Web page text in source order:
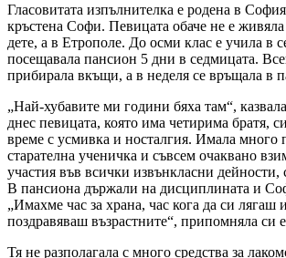
Гласовитата изпълнителка е родена в
кръстена Софи. Певицата обаче не е живяла
дете, а в Етрополе. До осми клас е учила в
посещавала пансион 5 дни в седмицата.
прибирала вкъщи, а в неделя се връщала в
„Най-хубавите ми години бяха там“,
днес певицата, която има четирима братя,
време с усмивка и носталгия. Имала много
старателна ученичка и съвсем очаквано
участия във всички извънкласни дейности,
В пансиона държали на дисциплината и
„Имахме час за храна, час кога да си лягаш
поздравяваш възрастните“, припомняла си
Тя не разполагала с много средства за